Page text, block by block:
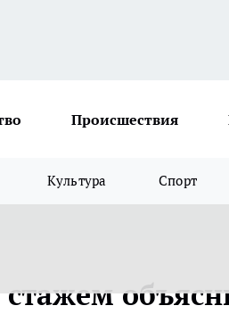
Происшествия
Культура Спорт